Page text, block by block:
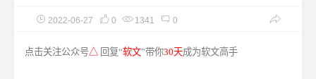
2022-06-27 0 1341 0
点击关注公众号△ 回复“软文”带你30天成为软文高手